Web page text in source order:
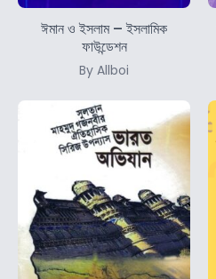
ঈমান ও ইসলাম – ইসলামিক
ফাউন্ডেশন
By Allboi